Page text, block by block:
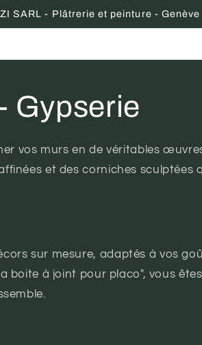
SARL - Plâtrerie et peinture - Genève
Gypserie
vos murs en de véritables
et des corniches sculptées
sur mesure, adaptés à vos
boite à joint pour placo", vous